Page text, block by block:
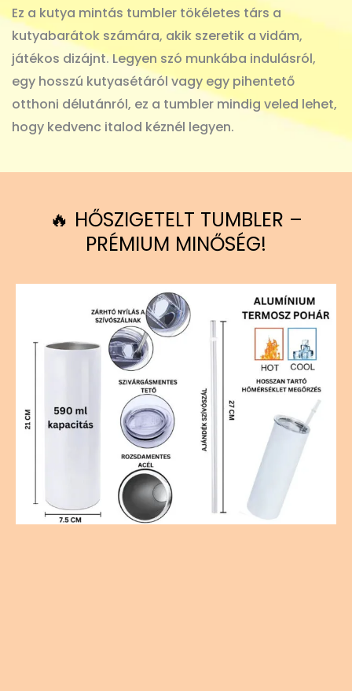
Ez a kutya mintás tumbler tökéletes társ a
kutyabarátok számára, akik szeretik a vidám,
játékos dizájnt. Legyen szó munkába indulásról,
egy hosszú kutyasétáról vagy egy pihentető
otthoni délutánról, ez a tumbler mindig veled lehet,
hogy kedvenc italod kéznél legyen.
🔥 HŐSZIGETELT TUMBLER –
PRÉMIUM MINŐSÉG!